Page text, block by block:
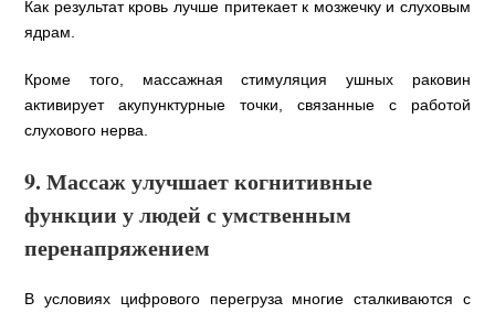
Как результат кровь лучше притекает к мозжечку и слуховым
ядрам.
Кроме того, массажная стимуляция ушных раковин
активирует акупунктурные точки, связанные с работой
слухового нерва.
9. Массаж улучшает когнитивные
функции у людей с умственным
перенапряжением
В условиях цифрового перегруза многие сталкиваются с